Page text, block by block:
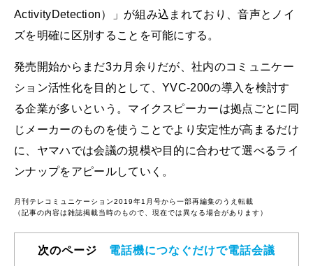
ActivityDetection）」が組み込まれており、音声とノイ
ズを明確に区別することを可能にする。
発売開始からまだ3カ月余りだが、社内のコミュニケー
ション活性化を目的として、YVC-200の導入を検討す
る企業が多いという。マイクスピーカーは拠点ごとに同
じメーカーのものを使うことでより安定性が高まるだけ
に、ヤマハでは会議の規模や目的に合わせて選べるライ
ンナップをアピールしていく。
月刊テレコミュニケーション2019年1月号から一部再編集のうえ転載
（記事の内容は雑誌掲載当時のもので、現在では異なる場合があります）
次のページ 電話機につなぐだけで電話会議